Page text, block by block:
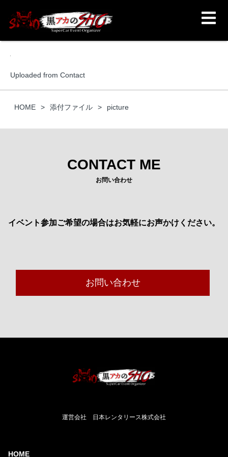
Uploaded from Contact
HOME 添付ファイル picture
CONTACT ME
お問い合わせ
イベント参加ご希望の場合はお気軽にお声かけください。
お問い合わせ
運営会社 日本レンタリース株式会社
HOME